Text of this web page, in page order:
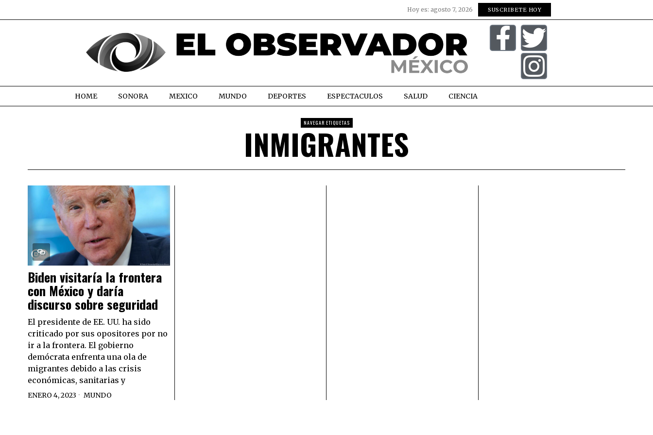
Hoy es: agosto 7, 2026 SUSCRIBETE HOY
HOME SONORA MEXICO MUNDO DEPORTES ESPECTACULOS SALUD CIENCIA
NAVEGAR ETIQUETAS
INMIGRANTES
Biden visitaría la frontera
con México y daría
discurso sobre seguridad
El presidente de EE. UU. ha sido
criticado por sus opositores por no
ir a la frontera. El gobierno
demócrata enfrenta una ola de
migrantes debido a las crisis
económicas, sanitarias y
ENERO 4, 2023 MUNDO